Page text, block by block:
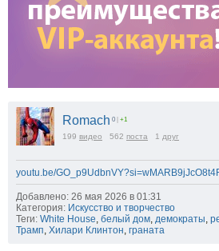
Romach 0 +1
199 видео 562 поста 1 друг
youtu.be/
Добавлено: 26 мая 2026 в 01:31
Категория: Искусство и творчество
Теги: White House, белый дом, демократы,
Трамп, Хилари Клинтон, граната